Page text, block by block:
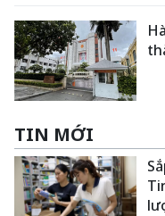
TIN MỚI